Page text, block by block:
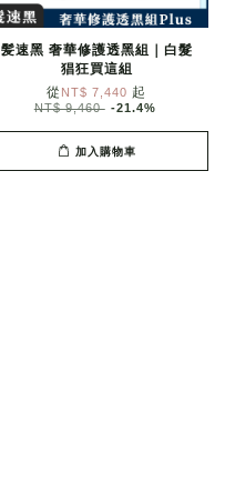
髪速黑 奢華修護透黑組｜白髮
猖狂買這組
從 NT$ 7,440 起
NT$ 9,460 -21.4%
加入購物車